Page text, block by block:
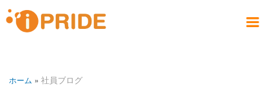
ー
ホーム 社員ブログ